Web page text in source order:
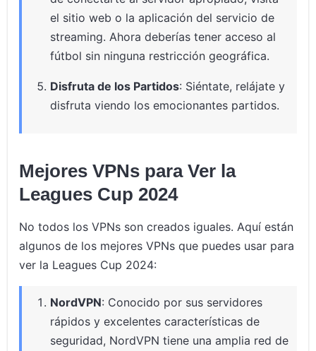
el sitio web o la aplicación del servicio de
streaming. Ahora deberías tener acceso al
fútbol sin ninguna restricción geográfica.
Disfruta de los Partidos: Siéntate, relájate y
disfruta viendo los emocionantes partidos.
Mejores VPNs para Ver la
Leagues Cup 2024
No todos los VPNs son creados iguales. Aquí están
algunos de los mejores VPNs que puedes usar para
ver la Leagues Cup 2024:
NordVPN: Conocido por sus servidores
rápidos y excelentes características de
seguridad, NordVPN tiene una amplia red de